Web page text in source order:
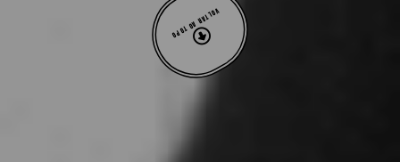
VOLTAR AO TOPO